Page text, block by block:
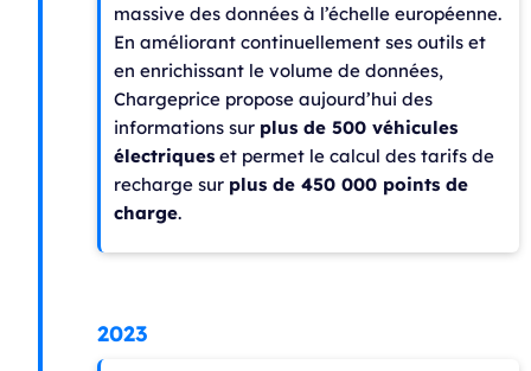
massive des données à l’échelle européenne.
En améliorant continuellement ses outils et
en enrichissant le volume de données,
Chargeprice propose aujourd’hui des
informations sur plus de 500 véhicules
électriques et permet le calcul des tarifs de
recharge sur plus de 450 000 points de
charge.
2023